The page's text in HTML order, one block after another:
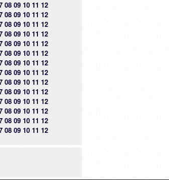
08 09 10 11 12
08 09 10 11 12
08 09 10 11 12
08 09 10 11 12
08 09 10 11 12
08 09 10 11 12
08 09 10 11 12
08 09 10 11 12
08 09 10 11 12
08 09 10 11 12
08 09 10 11 12
08 09 10 11 12
08 09 10 11 12
08 09 10 11 12